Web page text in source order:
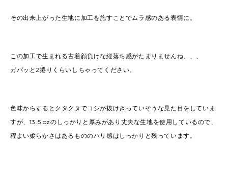
その出来上がった生地に加工を施すことでムラ感のある表情に。
この加工で生まれる古着顔負けな縦落ち感がたまりませんね、、、
ガバッと2捲りくらいしちゃってください。
色味からするとクタクタでコシが抜けきっていそうな見た目をしていま
すが、13.5 ozのしっかりと厚みがあり丈夫な生地を使用しているので、
程よい柔らかさはあるもののハリ感はしっかりと残っています。